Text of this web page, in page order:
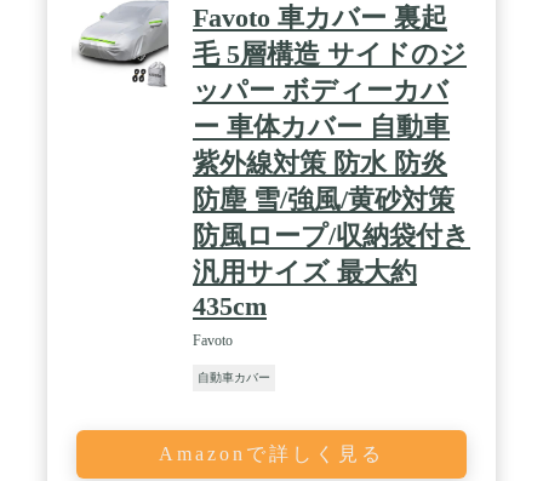
Favoto 車カバー 裏起
毛 5層構造 サイドのジ
ッパー ボディーカバ
ー 車体カバー 自動車
紫外線対策 防水 防炎
防塵 雪/強風/黄砂対策
防風ロープ/収納袋付き
汎用サイズ 最大約
435cm
Favoto
自動車カバー
Amazonで詳しく見る